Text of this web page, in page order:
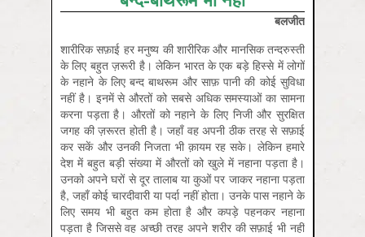
बलजीत
शारीरिक सफ़ाई हर मनुष्य की शारीरिक और मानसिक तन्दरुस्ती
के लिए बहुत ज़रूरी है। लेकिन भारत के एक बड़े हिस्से में लोगों
के नहाने के लिए बन्द बाथरूम और साफ़ पानी की कोई सुविधा
नहीं है। इनमें से औरतों को सबसे अधिक समस्याओं का सामना
करना पड़ता है। औरतों को नहाने के लिए निजी और सुरक्षित
जगह की ज़रूरत होती है। जहाँ वह अपनी ठीक तरह से सफ़ाई
कर सकें और उनकी निजता भी क़ायम रह सके। लेकिन हमारे
देश में बहुत बड़ी संख्या में औरतों को खुले में नहाना पड़ता है।
उनको अपने घरों से दूर तालाब या कुओं पर जाकर नहाना पड़ता
है, जहाँ कोई चारदीवारी या पर्दा नहीं होता। उनके पास नहाने के
लिए समय भी बहुत कम होता है और कपड़े पहनकर नहाना
पड़ता है जिससे वह अच्छी तरह अपने शरीर की सफ़ाई भी नहीं